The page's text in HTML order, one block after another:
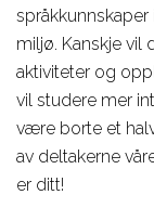
miljø. Kanskje vil
aktiviteter og
vil studere mer
være borte et
av deltakerne
er ditt!